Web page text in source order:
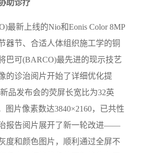
助诊疗
新上线的Nio和Eonis Color 8MP
器节、合适人体组织施工学的铜
巴可(BARCO)最先进的现示技艺
的诊治阅片开始了详细优化提
发布会的荧屏长宽比为32英
图片像素数达3840×2160，已共性
报告阅片展开了新一轮改进——
度和颜色图片，顺利通过全屏不